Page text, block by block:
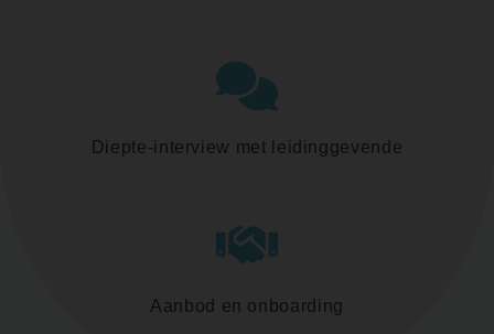
Diepte-interview met leidinggevende
Aanbod en onboarding